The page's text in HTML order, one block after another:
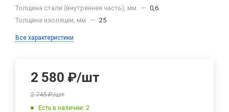
Толщина стали (внутреннея часть), мм
— 0,6
Толщина изоляции, мм
— 25
Все характеристики
2 580 ₽/шт
2 745₽/шт
Есть в наличии: 2